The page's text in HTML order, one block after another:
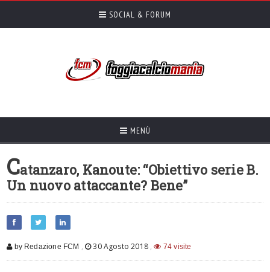
SOCIAL & FORUM
MENÙ
Catanzaro, Kanoute: “Obiettivo serie B.
Un nuovo attaccante? Bene”
by Redazione FCM , 30 Agosto 2018 , 74 visite